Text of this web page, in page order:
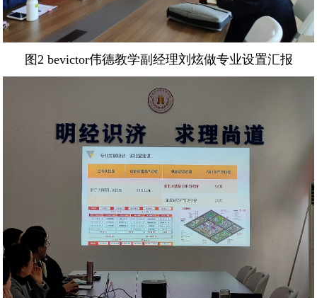
图2 bevictor伟德教学副经理刘炫做专业设置汇报